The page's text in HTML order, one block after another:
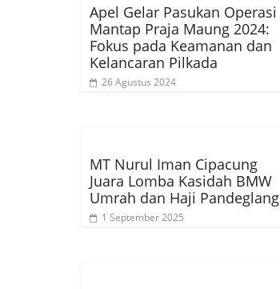
Apel Gelar Pasukan Operasi
Mantap Praja Maung 2024:
Fokus pada Keamanan dan
Kelancaran Pilkada
26 Agustus 2024
MT Nurul Iman Cipacung
Juara Lomba Kasidah BMW
Umrah dan Haji Pandeglang
1 September 2025